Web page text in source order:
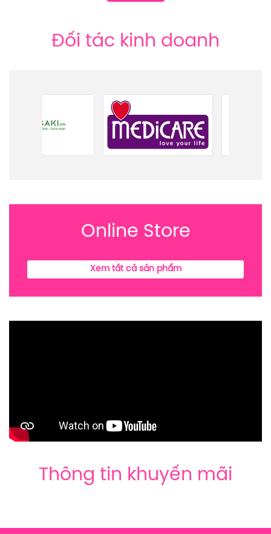
Đối tác kinh doanh
Online Store
Xem tất cả sản phẩm
Thông tin khuyến mãi